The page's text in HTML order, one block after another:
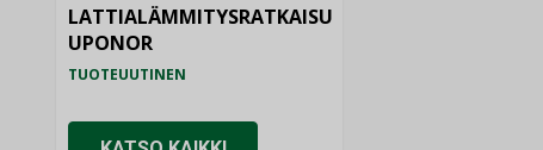
LATTIALÄMMITYSRATKAISU
UPONOR
TUOTEUUTINEN